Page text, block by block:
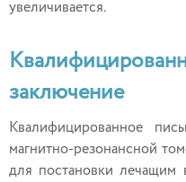
увеличивается.
заключение
Квалифицированное
магнитно-резонансной
для постановки лечащим